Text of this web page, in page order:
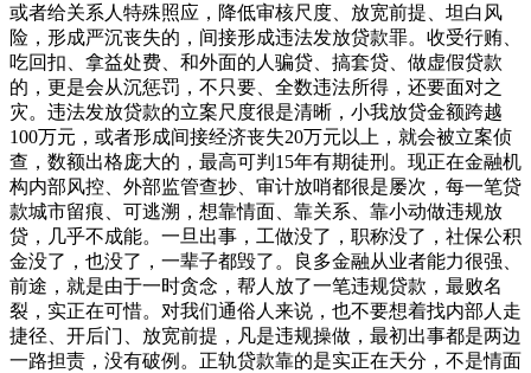
或者给关系人特殊照应，降低审核尺度、放宽前提、坦白风
险，形成严沉丧失的，间接形成违法发放贷款罪。收受行贿、
吃回扣、拿益处费、和外面的人骗贷、搞套贷、做虚假贷款
的，更是会从沉惩罚，不只要、全数违法所得，还要面对之
灾。违法发放贷款的立案尺度很是清晰，小我放贷金额跨越
100万元，或者形成间接经济丧失20万元以上，就会被立案侦
查，数额出格庞大的，最高可判15年有期徒刑。现正在金融机
构内部风控、外部监管查抄、审计放哨都很是屡次，每一笔贷
款城市留痕、可逃溯，想靠情面、靠关系、靠小动做违规放
贷，几乎不成能。一旦出事，工做没了，职称没了，社保公积
金没了，也没了，一辈子都毁了。良多金融从业者能力很强、
前途，就是由于一时贪念，帮人放了一笔违规贷款，最败名
裂，实正在可惜。对我们通俗人来说，也不要想着找内部人走
捷径、开后门、放宽前提，凡是违规操做，最初出事都是两边
一路担责，没有破例。正轨贷款靠的是实正在天分，不是情面